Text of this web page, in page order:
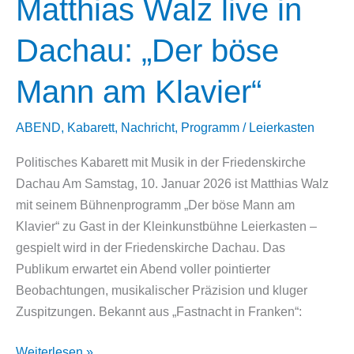
Matthias Walz live in
Dachau: „Der böse
Mann am Klavier“
ABEND, Kabarett, Nachricht, Programm / Leierkasten
Politisches Kabarett mit Musik in der Friedenskirche
Dachau Am Samstag, 10. Januar 2026 ist Matthias Walz
mit seinem Bühnenprogramm „Der böse Mann am
Klavier“ zu Gast in der Kleinkunstbühne Leierkasten –
gespielt wird in der Friedenskirche Dachau. Das
Publikum erwartet ein Abend voller pointierter
Beobachtungen, musikalischer Präzision und kluger
Zuspitzungen. Bekannt aus „Fastnacht in Franken“: